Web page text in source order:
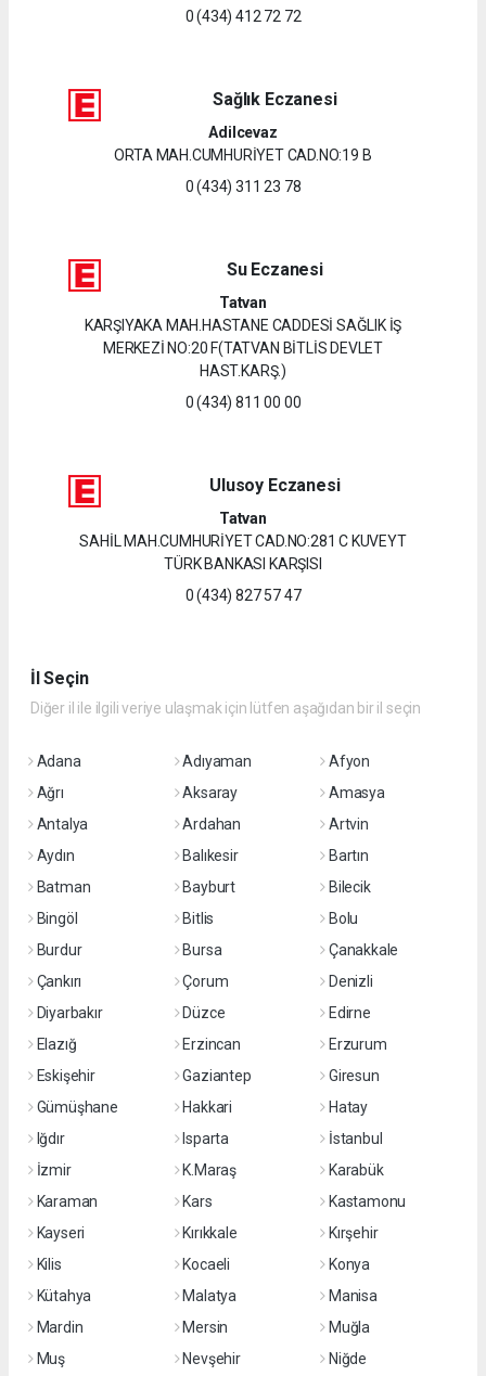
0 (434) 412 72 72
Sağlık Eczanesi
Adilcevaz
ORTA MAH.CUMHURİYET CAD.NO:19 B
0 (434) 311 23 78
Su Eczanesi
Tatvan
KARŞIYAKA MAH.HASTANE CADDESİ SAĞLIK İŞ
MERKEZİ NO:20 F(TATVAN BİTLİS DEVLET
HAST.KARŞ.)
0 (434) 811 00 00
Ulusoy Eczanesi
Tatvan
SAHİL MAH.CUMHURİYET CAD.NO:281 C KUVEYT
TÜRK BANKASI KARŞISI
0 (434) 827 57 47
İl Seçin
Diğer il ile ilgili veriye ulaşmak için lütfen aşağıdan bir il seçin
Adana Adıyaman
Afyon
Ağrı
Aksaray
Amasya
Antalya
Ardahan
Artvin
Aydın
Balıkesir
Bartın
Batman
Bayburt
Bilecik
Bingöl
Bitlis
Bolu
Burdur
Bursa
Çanakkale
Çankırı
Çorum
Denizli
Diyarbakır
Düzce
Edirne
Elazığ
Erzincan
Erzurum
Eskişehir
Gaziantep
Giresun
Gümüşhane
Hakkari
Hatay
Iğdır
Isparta
İstanbul
İzmir
K.Maraş
Karabük
Karaman
Kars
Kastamonu
Kayseri
Kırıkkale
Kırşehir
Kilis
Kocaeli
Konya
Kütahya
Malatya
Manisa
Mardin
Mersin
Muğla
Muş
Nevşehir Niğde